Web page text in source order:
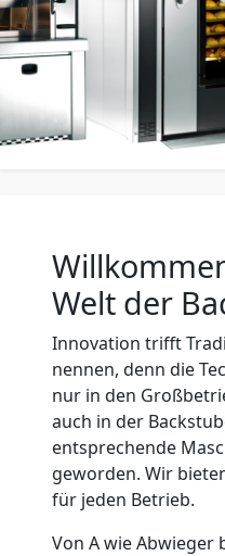
Welt der
Innovation trifft
nennen, denn die
nur in den
auch in der
entsprechende
geworden. Wir
für jeden Betrieb.
Von A wie Abwieger